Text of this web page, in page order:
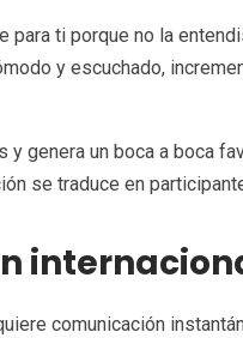
para ti porque no la
y escuchado,
genera un boca a boca
se traduce en
comunicación